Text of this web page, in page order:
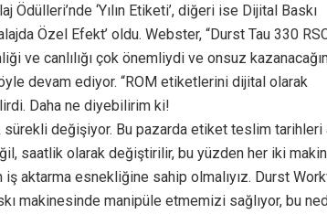
Ödülleri’nde ‘Yılın Etiketi’, diğeri ise Dijital Baskı
Özel Efekt’ oldu. Webster, “Durst Tau 330
ve canlılığı çok önemliydi ve onsuz
devam ediyor. “ROM etiketlerini dijital olarak
Daha ne diyebilirim ki!
değişiyor. Bu pazarda etiket teslim tarihleri
saatlik olarak değiştirilir, bu yüzden her iki
aktarma esnekliğine sahip olmalıyız. Durst
makinesinde manipüle etmemizi sağlıyor, bu